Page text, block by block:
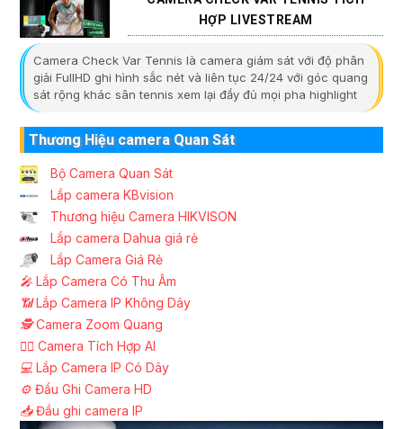
HỢP LIVESTREAM
Camera Check Var Tennis là camera giám sát với độ phân
giải FullHD ghi hình sắc nét và liên tục 24/24 với góc quang
sát rộng khác sân tennis xem lại đầy đủ mọi pha highlight
Thương Hiệu camera Quan Sát
Bộ Camera Quan Sát
Lắp camera KBvision
Thương hiệu Camera HIKVISON
Lắp camera Dahua giá rẻ
Lắp Camera Giá Rẻ
️🎤️ Lắp Camera Có Thu Âm
📶Lắp Camera IP Không Dây
🕵️Camera Zoom Quang
🧛‍♀️ Camera Tích Hợp AI
💻 Lắp Camera IP Có Dây
⚙️ Đầu Ghi Camera HD
📥Đầu ghi camera IP